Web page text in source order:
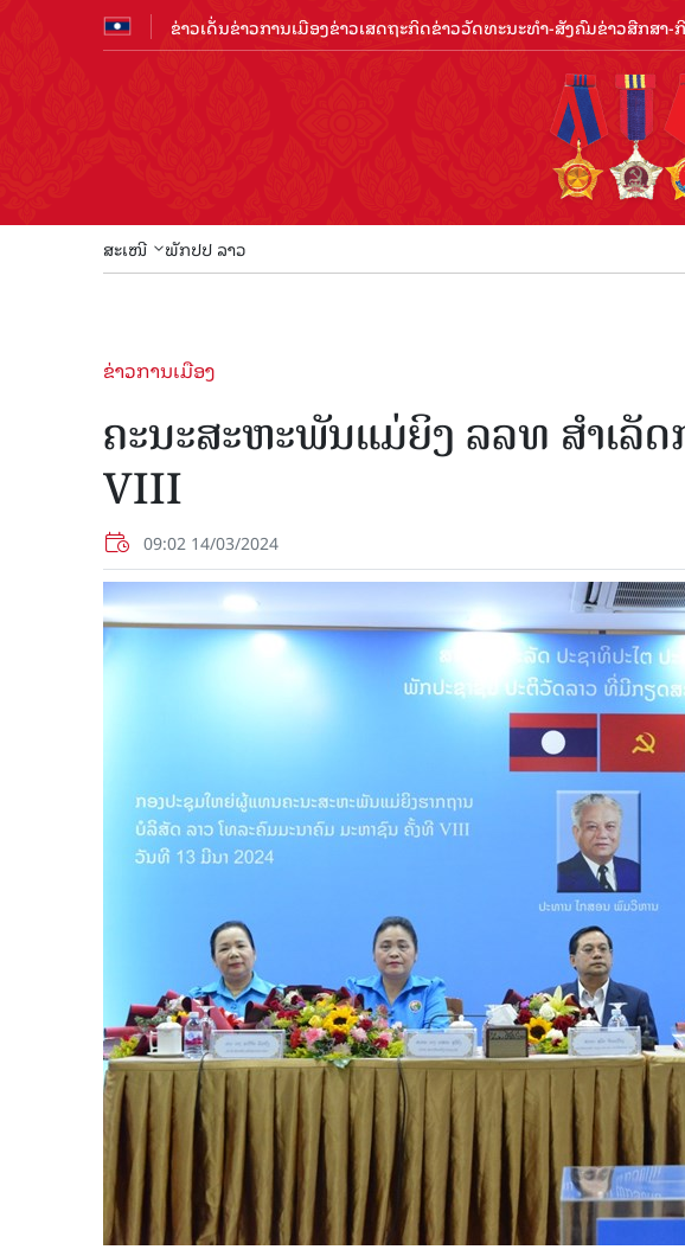
ຂ່າວເດັ່ນຂ່າວການເມືອງຂ່າວເສດຖະກິດຂ່າວວັດທະນະທຳ-ສັງຄົມຂ່າວສືກສາ-
ສະເໜີ ພັກປປ ລາວ
ຂ່າວການເມືອງ
ຄະນະສະຫະພັນແມ່ຍິງ ລລທ ສໍາເລັ
VIII
09:02 14/03/2024